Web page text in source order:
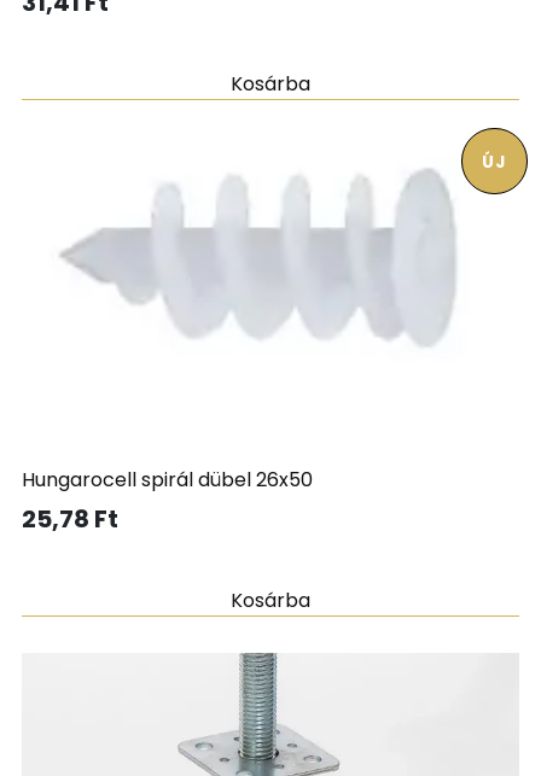
Kosárba
Hungarocell spirál dübel 26x50
25,78 Ft
ÚJ
Kosárba